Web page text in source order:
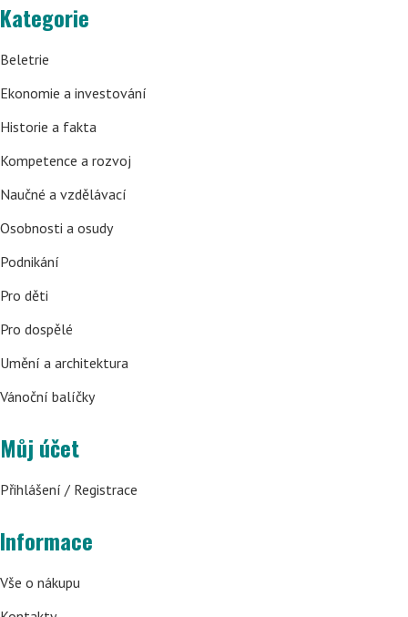
Kategorie
Beletrie
Ekonomie a investování
Historie a fakta
Kompetence a rozvoj
Naučné a vzdělávací
Osobnosti a osudy
Podnikání
Pro děti
Pro dospělé
Umění a architektura
Vánoční balíčky
Můj účet
Přihlášení / Registrace
Informace
Vše o nákupu